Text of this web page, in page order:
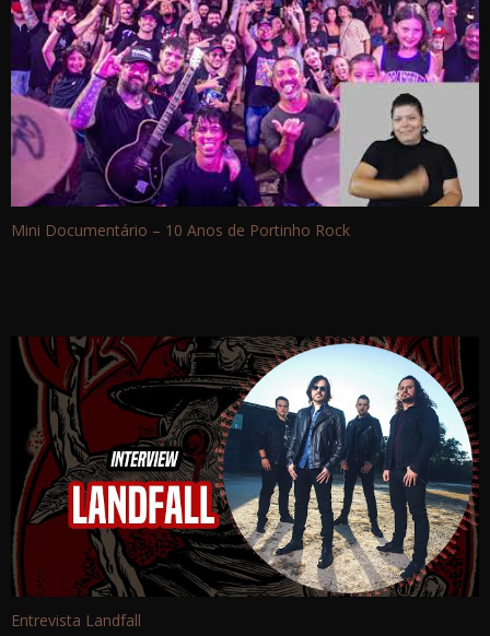
Mini Documentário – 10 Anos de Portinho Rock
Entrevista Landfall